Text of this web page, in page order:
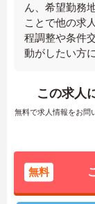
ん、希望勤務
ことで他の求
程調整や条件
動がしたい方
この求人
無料で求人情報をお問
無料